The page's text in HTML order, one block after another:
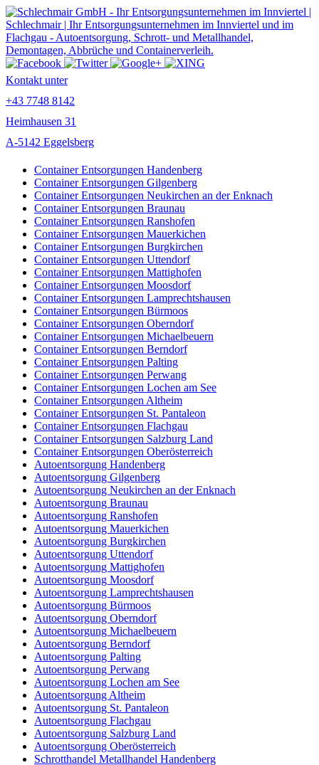
Kontakt unter
+43 7748 8142
Heimhausen 31
A-5142 Eggelsberg
Container Entsorgungen Handenberg
Container Entsorgungen Gilgenberg
Container Entsorgungen Neukirchen an der Enknach
Container Entsorgungen Braunau
Container Entsorgungen Ranshofen
Container Entsorgungen Mauerkichen
Container Entsorgungen Burgkirchen
Container Entsorgungen Uttendorf
Container Entsorgungen Mattighofen
Container Entsorgungen Moosdorf
Container Entsorgungen Lamprechtshausen
Container Entsorgungen Bürmoos
Container Entsorgungen Oberndorf
Container Entsorgungen Michaelbeuern
Container Entsorgungen Berndorf
Container Entsorgungen Palting
Container Entsorgungen Perwang
Container Entsorgungen Lochen am See
Container Entsorgungen Altheim
Container Entsorgungen St. Pantaleon
Container Entsorgungen Flachgau
Container Entsorgungen Salzburg Land
Container Entsorgungen Oberösterreich
Autoentsorgung Handenberg
Autoentsorgung Gilgenberg
Autoentsorgung Neukirchen an der Enknach
Autoentsorgung Braunau
Autoentsorgung Ranshofen
Autoentsorgung Mauerkichen
Autoentsorgung Burgkirchen
Autoentsorgung Uttendorf
Autoentsorgung Mattighofen
Autoentsorgung Moosdorf
Autoentsorgung Lamprechtshausen
Autoentsorgung Bürmoos
Autoentsorgung Oberndorf
Autoentsorgung Michaelbeuern
Autoentsorgung Berndorf
Autoentsorgung Palting
Autoentsorgung Perwang
Autoentsorgung Lochen am See
Autoentsorgung Altheim
Autoentsorgung St. Pantaleon
Autoentsorgung Flachgau
Autoentsorgung Salzburg Land
Autoentsorgung Oberösterreich
Schrotthandel Metallhandel Handenberg